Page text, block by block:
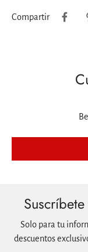
Compartir
Solo para tu
descuentos